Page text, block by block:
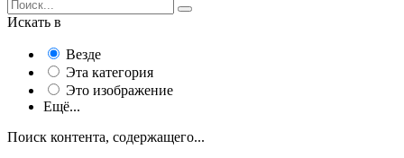
Искать в
Везде
Эта категория
Это изображение
Ещё...
Поиск контента, содержащего...